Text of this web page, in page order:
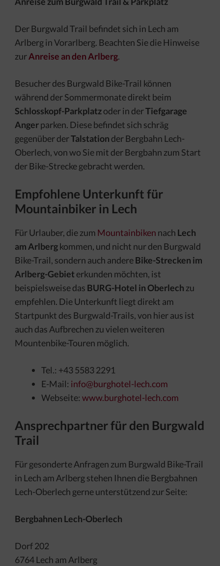
Der Burgwald Trail befindet sich in Lech am
Arlberg in Vorarlberg. Beachten Sie die Hinweise
zurAnreise an den Arlberg.
Besucher des Burgwald Bike-Trail können
während der Sommermonate direkt beim
Schlosskopf-Parkplatzoder in derTiefgarage
Angerparken. Diese befindet sich schräg
gegenüber derTalstation der Bergbahn Lech-
Oberlech, von wo Sie mit der Bergbahn zum Start
der Bike-Strecke gebracht werden.
Empfohlene Unterkunft für
Mountainbiker in Lech
Für Urlauber, die zum Mountainbiken nach Lech
am Arlbergkommen, und nicht nur den Burgwald
Bike-Trail, sondern auch andereBike-Strecken im
Arlberg-Gebiet erkunden möchten, ist
beispielsweise das BURG-Hotel in Oberlech zu
empfehlen. Die Unterkunft liegt direkt am
Startpunkt des Burgwald-Trails, von hier aus ist
auch das Aufbrechen zu vielen weiteren
Mountenbike-Touren möglich.
Tel.: +43 5583 2291
E-Mail: info@burghotel-lech.com
Webseite: www.burghotel-lech.com
Ansprechpartner für den Burgwald
Trail
Für gesonderte Anfragen zum Burgwald Bike-Trail
in Lech am Arlberg stehen Ihnen die Bergbahnen
Lech-Oberlech gerne unterstützend zur Seite:
Bergbahnen Lech-Oberlech
Dorf 202
6764 Lech am Arlberg